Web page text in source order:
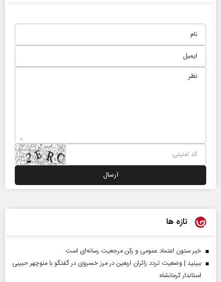
تازه ها
خبر ستون اعتماد عمومی و رکن مرجعیت رسانه‌ای است
ببینید | وضعیت تردد زائران اربعین در مرز خسروی در گفتگو با منوچهر حبیبی
استاندار کرمانشاه